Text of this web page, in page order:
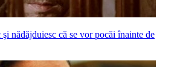
nădăjduiesc că se vor pocăi înainte de